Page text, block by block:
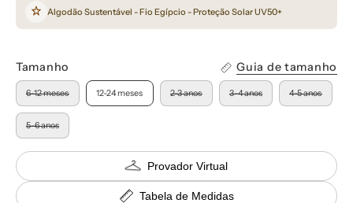
Algodão Sustentável - Fio Egípcio - Proteção Solar UV50+
Tamanho Guia de tamanho
6-12 meses 12-24 meses 2-3 anos 3-4 anos 4-5 anos
5-6 anos
Provador Virtual
Tabela de Medidas